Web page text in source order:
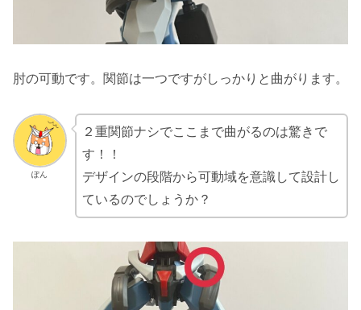
肘の可動です。関節は一つですがしっかりと曲がります。
ぽん
２重関節ナシでここまで曲がるのは驚きで
す！！
デザインの段階から可動域を意識して設計し
ているのでしょうか？